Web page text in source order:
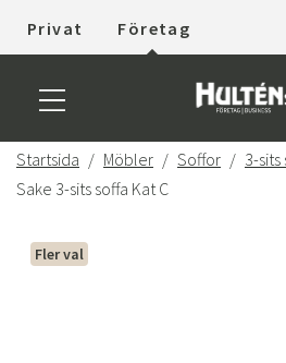
Privat Företag
Startsida Möbler Soffor
3-
Sake 3-sits soffa Kat C
Fler val